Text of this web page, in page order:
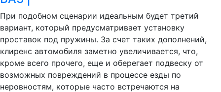
При подобном сценарии идеальным будет третий
вариант, который предусматривает установку
проставок под пружины. За счет таких дополнений,
клиренс автомобиля заметно увеличивается, что,
кроме всего прочего, еще и оберегает подвеску от
возможных повреждений в процессе езды по
неровностям, которые часто встречаются на